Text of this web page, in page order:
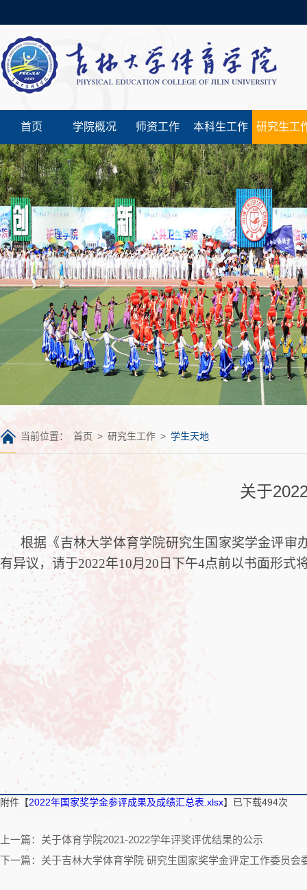
首页 学院概况 师资工作 本科生工作 研究生工
当前位置： 首页 > 研究生工作 > 学生天地
关于
根据《吉林大学体育学院研究生国家奖学金评审
有异议，请于2022年10月 20 日下午4点前以书面形式
附件【2022年国家奖学金参评成果及成绩汇总表.xlsx】已下载494次
上一篇：关于体育学院2021-2022学年评奖评优结果的公示
下一篇：关于吉林大学体育学院 研究生国家奖学金评定工作委员会